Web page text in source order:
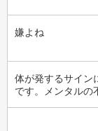
嫌よね
体が発するサイン
です。メンタルの